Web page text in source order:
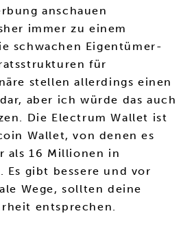
anschauen
immer zu einem
schwachen Eigentümer-
für
stellen allerdings einen
aber ich würde das auch
Die Electrum Wallet ist
Wallet, von denen es
als 16 Millionen in
Es gibt bessere und vor
Wege, sollten deine
entsprechen.